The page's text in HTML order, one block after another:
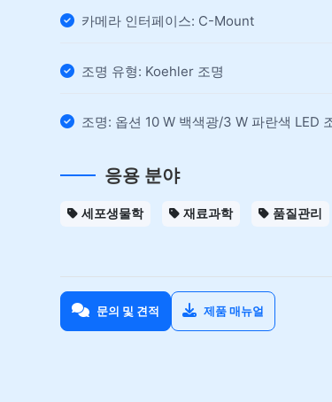
카메라 인터페이스: C-Mount
조명 유형: Koehler 조명
조명: 옵션 10 W 백색광/3 W 파란색 LED
응용 분야
세포생물학 재료과학 품질관리
문의 및 견적 제품 매뉴얼